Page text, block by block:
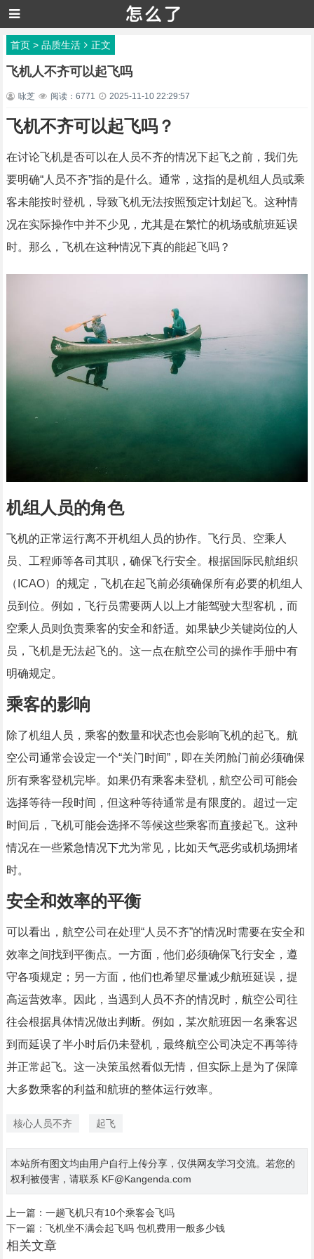
首页> 品质生活 正文
飞机人不齐可以起飞吗
咏芝 阅读：6771 2025-11-10 22:29:57
飞机不齐可以起飞吗？
在讨论飞机是否可以在人员不齐的情况下起飞之前，我们先
要明确“人员不齐”指的是什么。通常，这指的是机组人员或乘
客未能按时登机，导致飞机无法按照预定计划起飞。这种情
况在实际操作中并不少见，尤其是在繁忙的机场或航班延误
时。那么，飞机在这种情况下真的能起飞吗？
机组人员的角色
飞机的正常运行离不开机组人员的协作。飞行员、空乘人
员、工程师等各司其职，确保飞行安全。根据国际民航组织
（ICAO）的规定，飞机在起飞前必须确保所有必要的机组人
员到位。例如，飞行员需要两人以上才能驾驶大型客机，而
空乘人员则负责乘客的安全和舒适。如果缺少关键岗位的人
员，飞机是无法起飞的。这一点在航空公司的操作手册中有
明确规定。
乘客的影响
除了机组人员，乘客的数量和状态也会影响飞机的起飞。航
空公司通常会设定一个“关门时间”，即在关闭舱门前必须确保
所有乘客登机完毕。如果仍有乘客未登机，航空公司可能会
选择等待一段时间，但这种等待通常是有限度的。超过一定
时间后，飞机可能会选择不等候这些乘客而直接起飞。这种
情况在一些紧急情况下尤为常见，比如天气恶劣或机场拥堵
时。
安全和效率的平衡
可以看出，航空公司在处理“人员不齐”的情况时需要在安全和
效率之间找到平衡点。一方面，他们必须确保飞行安全，遵
守各项规定；另一方面，他们也希望尽量减少航班延误，提
高运营效率。因此，当遇到人员不齐的情况时，航空公司往
往会根据具体情况做出判断。例如，某次航班因一名乘客迟
到而延误了半小时后仍未登机，最终航空公司决定不再等待
并正常起飞。这一决策虽然看似无情，但实际上是为了保障
大多数乘客的利益和航班的整体运行效率。
核心人员不齐 起飞
本站所有图文均由用户自行上传分享，仅供网友学习交流。若您的
权利被侵害，请联系 KF@Kangenda.com
上一篇： 一趟飞机只有10个乘客会飞吗
下一篇： 飞机坐不满会起飞吗 包机费用一般多少钱
相关文章